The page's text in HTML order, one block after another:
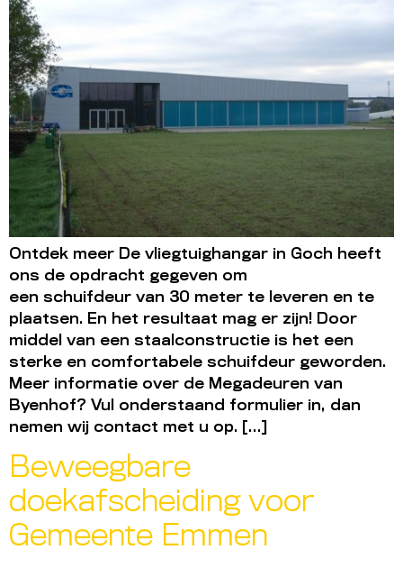
Ontdek meer De vliegtuighangar in Goch heeft
ons de opdracht gegeven om
een schuifdeur van 30 meter te leveren en te
plaatsen. En het resultaat mag er zijn! Door
middel van een staalconstructie is het een
sterke en comfortabele schuifdeur geworden.
Meer informatie over de Megadeuren van
Byenhof? Vul onderstaand formulier in, dan
nemen wij contact met u op. […]
Beweegbare
doekafscheiding voor
Gemeente Emmen